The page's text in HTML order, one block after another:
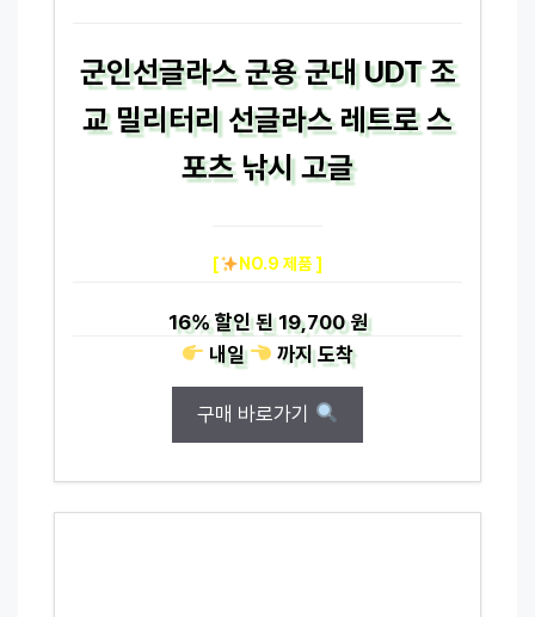
군인선글라스 군용 군대 UDT 조
교 밀리터리 선글라스 레트로 스
포츠 낚시 고글
[ NO.9 제품 ]
16%할인 된19,700 원
내일
까지도착
구매 바로가기